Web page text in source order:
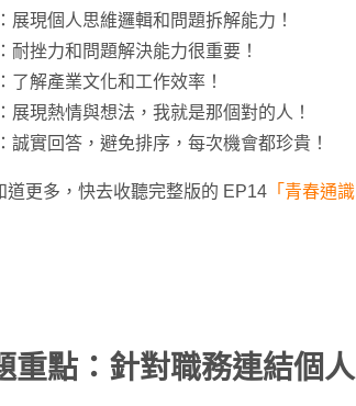
現個人思維邏輯和問題拆解能力！
挫力和問題解決能力很重要！
解產業文化和工作效率！
現熱情與想法，我就是那個對的人！
實回答，避免排序，每次機會都珍貴！
更多，快去收聽完整版的 EP14 「青春通識
點：針對職務連結個人